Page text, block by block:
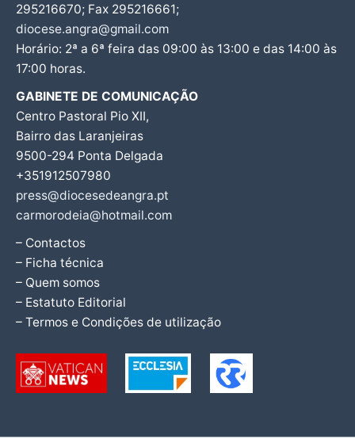
295216670; Fax 295216661;
diocese.angra@gmail.com
Horário: 2ª a 6ª feira das 09:00 às 13:00 e das 14:00 às
17:00 horas.
GABINETE DE COMUNICAÇÃO
Centro Pastoral Pio XII,
Bairro das Laranjeiras
9500-294 Ponta Delgada
+351912507980
press@diocesedeangra.pt
carmorodeia@hotmail.com
– Contactos
– Ficha técnica
– Quem somos
– Estatuto Editorial
– Termos e Condições de utilização